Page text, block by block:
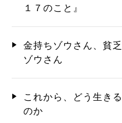
１７のこと』
金持ちゾウさん、貧乏
ゾウさん
これから、どう生きる
のか